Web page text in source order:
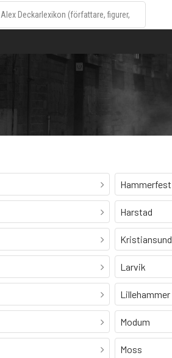
Hammerfest
Harstad
Kristiansund
Larvik
Lillehammer
Modum
Moss